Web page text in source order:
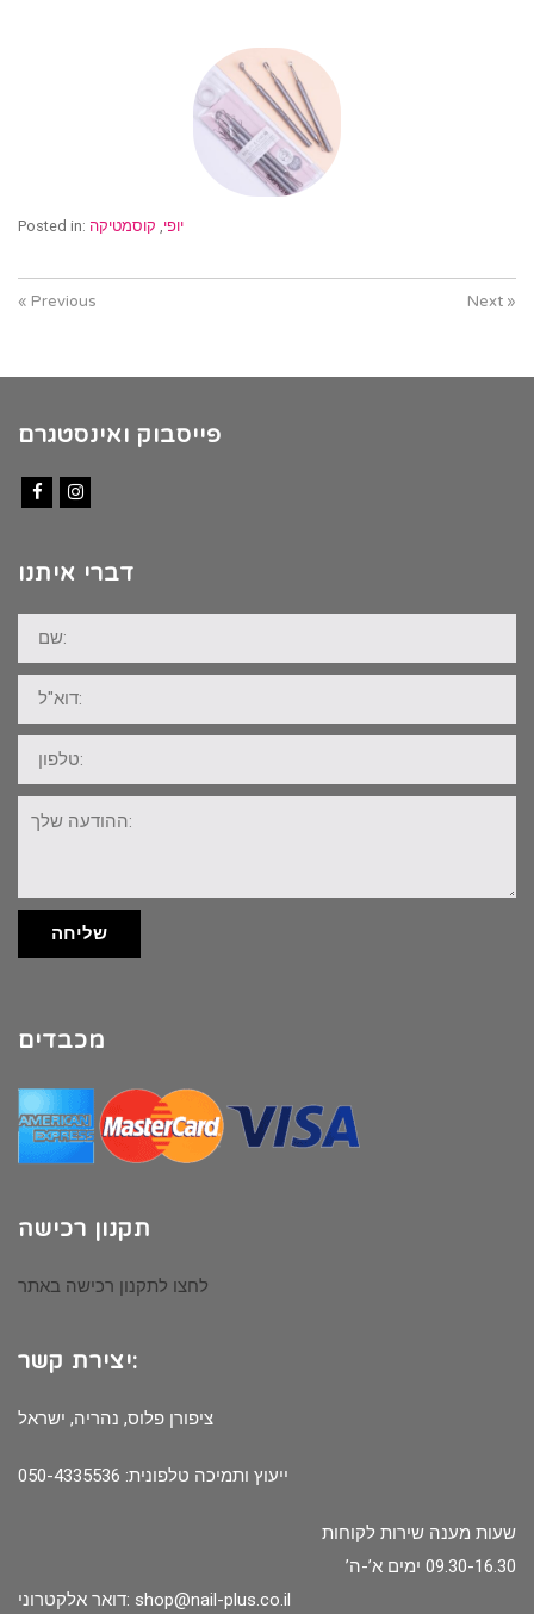
Posted in: יופי קוסמטיקה
« Previous Next »
פייסבוק ואינסטגרם
דברי איתנו
שם:
דוא"ל:
טלפון:
ההודעה
שלך:
שליחה
מכבדים
תקנון רכישה
לחצו לתקנון רכישה באתר
יצירת קשר:
ציפורן פלוס, נהריה, ישראל
ייעוץ ותמיכה טלפונית: 050-4335536
שעות מענה שירות לקוחות
09.30-16.30 ימים א’-ה’
דואר אלקטרוני: shop@nail-plus.co.il